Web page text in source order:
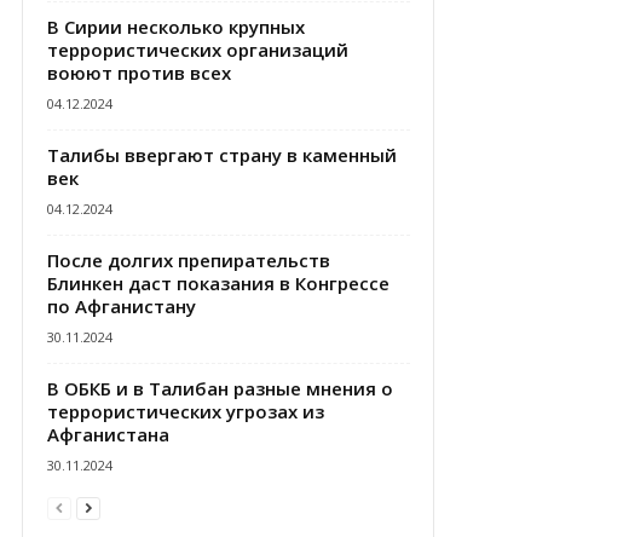
В Сирии несколько крупных
террористических организаций
воюют против всех
04.12.2024
Талибы ввергают страну в каменный
век
04.12.2024
После долгих препирательств
Блинкен даст показания в Конгрессе
по Афганистану
30.11.2024
В ОБКБ и в Талибан разные мнения о
террористических угрозах из
Афганистана
30.11.2024